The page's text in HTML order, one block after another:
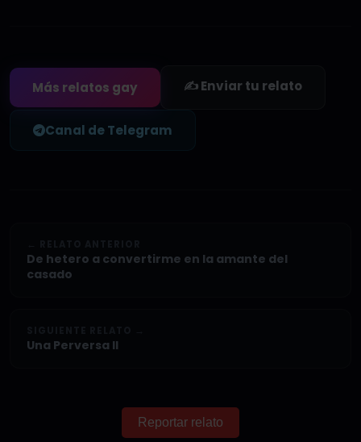
Más relatos gay ✍️ Enviar tu relato
Canal de Telegram
De hetero a convertirme en la amante del
casado
Una Perversa II
Reportar relato